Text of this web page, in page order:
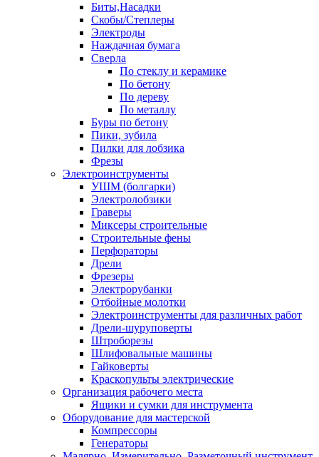
Биты,Насадки
Скобы/Степлеры
Электроды
Наждачная бумага
Сверла
По стеклу и керамике
По бетону
По дереву
По металлу
Буры по бетону
Пики, зубила
Пилки для лобзика
Фрезы
Электроинструменты
УШМ (болгарки)
Электролобзики
Граверы
Миксеры строительные
Строительные фены
Перфораторы
Дрели
Фрезеры
Электрорубанки
Отбойные молотки
Электроинструменты для различных работ
Дрели-шуруповерты
Штроборезы
Шлифовальные машины
Гайковерты
Краскопульты электрические
Организация рабочего места
Ящики и сумки для инструмента
Оборудование для мастерской
Компрессоры
Генераторы